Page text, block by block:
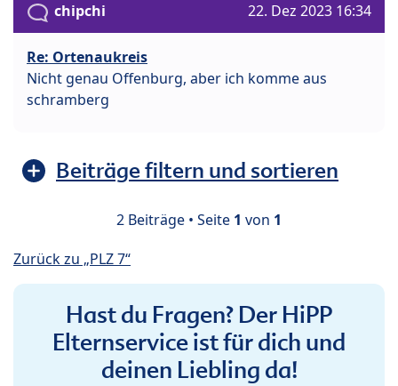
chipchi 22. Dez 2023 16:34
Re: Ortenaukreis
Nicht genau Offenburg, aber ich komme aus
schramberg
Beiträge filtern und sortieren
2 Beiträge • Seite 1 von 1
Zurück zu „PLZ 7“
Hast du Fragen? Der HiPP
Elternservice ist für dich und
deinen Liebling da!